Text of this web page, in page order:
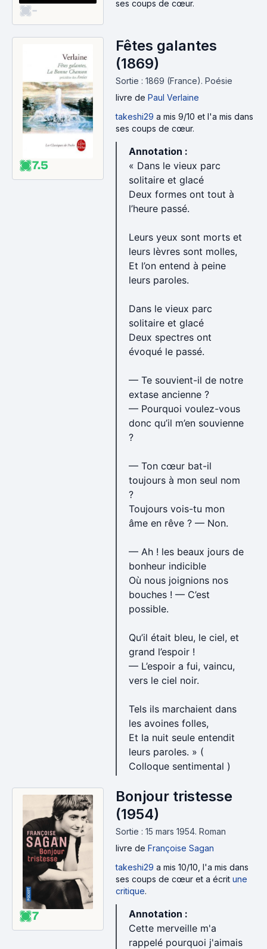
-
ses coups de cœur.
7.5
Fêtes galantes
(1869)
Sortie : 1869 (France). Poésie
livre de Paul Verlaine
takeshi29 a mis 9/10 et l'a mis dans
ses coups de cœur.
Annotation :
« Dans le vieux parc
solitaire et glacé
Deux formes ont tout à
l’heure passé.
Leurs yeux sont morts et
leurs lèvres sont molles,
Et l’on entend à peine
leurs paroles.
Dans le vieux parc
solitaire et glacé
Deux spectres ont
évoqué le passé.
— Te souvient-il de notre
extase ancienne ?
— Pourquoi voulez-vous
donc qu’il m’en souvienne
?
— Ton cœur bat-il
toujours à mon seul nom
?
Toujours vois-tu mon
âme en rêve ? — Non.
— Ah ! les beaux jours de
bonheur indicible
Où nous joignions nos
bouches ! — C’est
possible.
Qu’il était bleu, le ciel, et
grand l’espoir !
— L’espoir a fui, vaincu,
vers le ciel noir.
Tels ils marchaient dans
les avoines folles,
Et la nuit seule entendit
leurs paroles. » (
Colloque sentimental )
7
Bonjour tristesse
(1954)
Sortie : 15 mars 1954. Roman
livre de Françoise Sagan
takeshi29 a mis 10/10, l'a mis dans
ses coups de cœur et a écrit une
critique.
Annotation :
Cette merveille m'a
rappelé pourquoi j'aimais